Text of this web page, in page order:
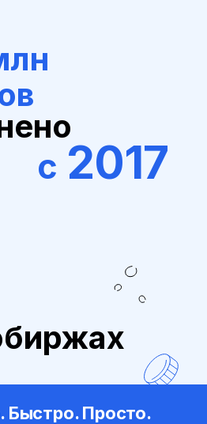
с 2017
Быстро. Просто.